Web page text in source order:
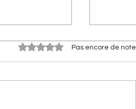
Noté 0 étoile sur 5.Pas encore de note